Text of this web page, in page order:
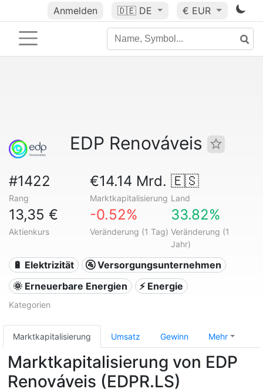
Anmelden 🇩🇪 DE € EUR
EDP Renováveis
#1422
Rang
€14.14 Mrd.
Marktkapitalisierung
🇪🇸
Land
13,35 €
Aktienkurs
-0.52%
Veränderung (1 Tag)
33.82%
Veränderung (1
Jahr)
🔋 Elektrizität
🚰 Versorgungsunternehmen
🌞 Erneuerbare Energien
⚡ Energie
Kategorien
Marktkapitalisierung Umsatz Gewinn Mehr
Marktkapitalisierung von EDP
Renováveis (EDPR.LS)